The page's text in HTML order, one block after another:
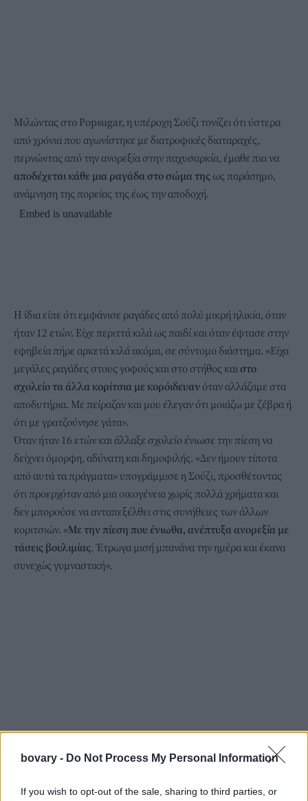
bovary - Do Not Process My Personal Information
If you wish to opt-out of the sale, sharing to third parties, or
Μιλώντας στο Popsugar, η υπέροχη Σούζι τονίζει ότι ύστερα
από χρόνια που αγωνίστηκε με διατροφικές διαταραχές,
περνώντας από την ανορεξία στην παχυσαρκία, έμαθε πια να
αποδέχεται κάθε μια ραγάδα στο σώμα της ως παράσημο,
ανάμνηση της πορείας της έως την αποδοχή.
Η ίδια είπε ότι εμφάνισε ραγάδες από πολύ μικρή ηλικία, όταν
ήταν 12 ετών. Είχε περιττά κιλά ως παιδί και όταν έφτασε στην
εφηβεία πήρε αρκετά κιλά ακόμα, σε σύντομο διάστημα. «Είχα
μεγάλες ραγάδες στους γοφούς και στο στήθος και στο
σχολείο τα άλλα κορίτσια με κορόιδευαν όταν αλλάζαμε στα
αποδυτήρια. Με πείραζαν και μου έλεγαν ότι μοιάζω με ζέβρα ή
ότι με γρατζούνησε γάτα».
Όταν ήταν 16 ετών και άλλαξε σχολείο ένιωσε την πίεση να
δείχνει όμορφη, αδύνατη και δημοφιλής. «Δεν ήμουν τίποτα
από αυτά τα πράγματα» υπογράμμισε η Σούζι, προσθέτοντας
ότι προερχόταν από μια οικογένεια χωρίς πολλά χρήματα και
δεν μπορούσε να ανταπεξέλθει στις συνήθειες των άλλων
κοριτσιών. «Με την πίεση που ένιωθα, ανέπτυξα ανορεξία με
τάσεις βουλιμίας. Έτρωγα μισή μπανάνα την ημέρα και έκανα
συνεχώς γυμναστική».